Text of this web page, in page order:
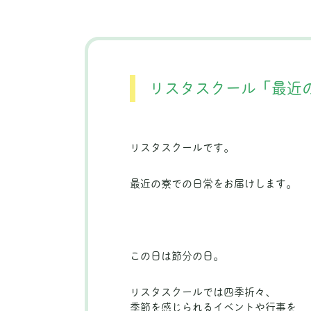
リスタスクール「最近
リスタスクールです。
最近の寮での日常をお届けします。
この日は節分の日。
リスタスクールでは四季折々、
季節を感じられるイベントや行事を